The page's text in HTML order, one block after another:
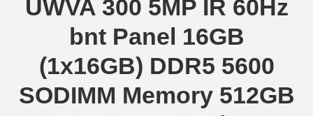
UWVA 300 5MP IR 60Hz
bnt Panel 16GB
(1x16GB) DDR5 5600
SODIMM Memory 512GB